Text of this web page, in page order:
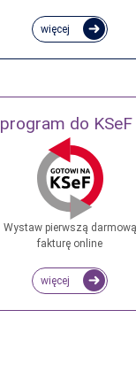
więcej
do
Wystaw pierwszą darmową
fakturę online
więcej